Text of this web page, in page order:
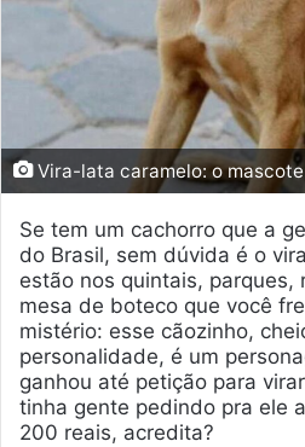
Vira-lata caramelo: o
Se tem um cachorro que a
do Brasil, sem dúvida é o
estão nos quintais, parques,
mesa de boteco que você
mistério: esse cãozinho,
personalidade, é um
ganhou até petição para
tinha gente pedindo pra ele
200 reais, acredita?